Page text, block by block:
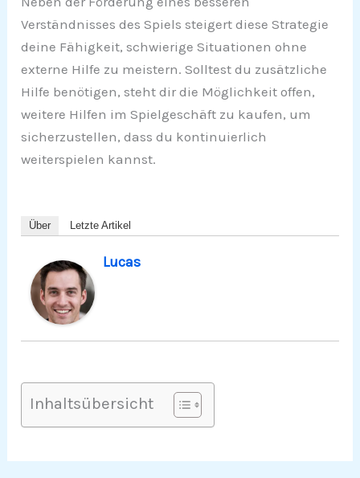
Verständnisses des Spiels steigert diese Strategie
deine Fähigkeit, schwierige Situationen ohne
externe Hilfe zu meistern. Solltest du zusätzliche
Hilfe benötigen, steht dir die Möglichkeit offen,
weitere Hilfen im Spielgeschäft zu kaufen, um
sicherzustellen, dass du kontinuierlich
weiterspielen kannst.
Über Letzte Artikel
Lucas
Inhaltsübersicht